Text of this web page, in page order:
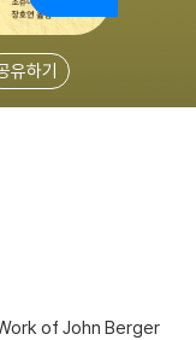
유하기
of John Berger